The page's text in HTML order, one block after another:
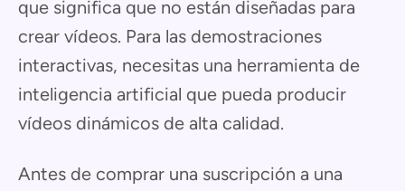
que significa que no están diseñadas para
crear vídeos. Para las demostraciones
interactivas, necesitas una herramienta de
inteligencia artificial que pueda producir
vídeos dinámicos de alta calidad.
Antes de comprar una suscripción a una